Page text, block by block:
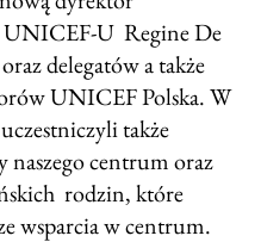
U  Regine De
delegatów a także
UNICEF Polska. W
także
naszego centrum oraz
rodzin, które
wsparcia w centrum.